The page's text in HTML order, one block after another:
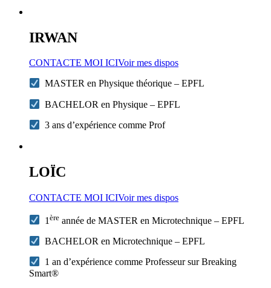
IRWAN
CONTACTE MOI ICIVoir mes dispos
MASTER en Physique théorique – EPFL
BACHELOR en Physique – EPFL
3 ans d’expérience comme Prof
LOÏC
CONTACTE MOI ICIVoir mes dispos
1ère année de MASTER en Microtechnique – EPFL
BACHELOR en Microtechnique – EPFL
1 an d’expérience comme Professeur sur Breaking
Smart®